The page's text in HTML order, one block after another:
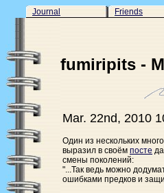
Journal Friends
fumiripits -
Mar. 22nd, 2010
Один из нескольких
выразил в своём посте
смены поколений:
"...Так ведь можно
ошибками предков и